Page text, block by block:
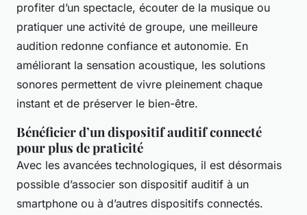
profiter d’un spectacle, écouter de la musique ou
pratiquer une activité de groupe, une meilleure
audition redonne confiance et autonomie. En
améliorant la sensation acoustique, les solutions
sonores permettent de vivre pleinement chaque
instant et de préserver le bien-être.
Bénéficier d’un dispositif auditif connecté
pour plus de praticité
Avec les avancées technologiques, il est désormais
possible d’associer son dispositif auditif à un
smartphone ou à d’autres dispositifs connectés.